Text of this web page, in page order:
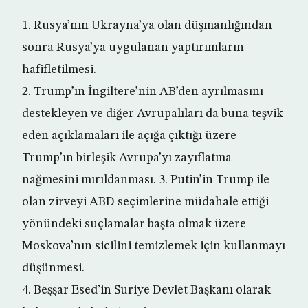
1. Rusya’nın Ukrayna’ya olan düşmanlığından
sonra Rusya’ya uygulanan yaptırımların
hafifletilmesi.
2. Trump’ın İngiltere’nin AB’den ayrılmasını
destekleyen ve diğer Avrupalıları da buna teşvik
eden açıklamaları ile açığa çıktığı üzere
Trump’ın birleşik Avrupa’yı zayıflatma
nağmesini mırıldanması. 3. Putin’in Trump ile
olan zirveyi ABD seçimlerine müdahale ettiği
yönündeki suçlamalar başta olmak üzere
Moskova’nın sicilini temizlemek için kullanmayı
düşünmesi.
4. Beşşar Esed’in Suriye Devlet Başkanı olarak